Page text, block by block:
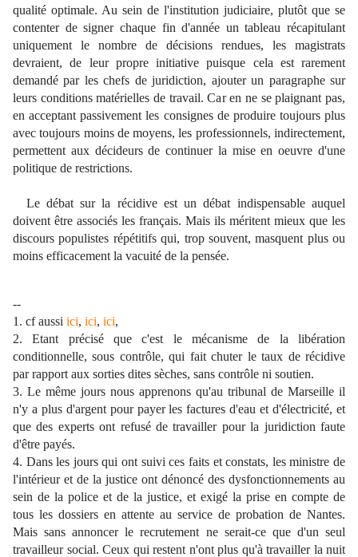
qualité optimale. Au sein de l'institution judiciaire, plutôt que se
contenter de signer chaque fin d'année un tableau récapitulant
uniquement le nombre de décisions rendues, les magistrats
devraient, de leur propre initiative puisque cela est rarement
demandé par les chefs de juridiction, ajouter un paragraphe sur
leurs conditions matérielles de travail. Car en ne se plaignant pas,
en acceptant passivement les consignes de produire toujours plus
avec toujours moins de moyens, les professionnels, indirectement,
permettent aux décideurs de continuer la mise en oeuvre d'une
politique de restrictions.
Le débat sur la récidive est un débat indispensable auquel
doivent être associés les français. Mais ils méritent mieux que les
discours populistes répétitifs qui, trop souvent, masquent plus ou
moins efficacement la vacuité de la pensée.
--
1. cf aussi ici, ici, ici,
2. Etant précisé que c'est le mécanisme de la libération
conditionnelle, sous contrôle, qui fait chuter le taux de récidive
par rapport aux sorties dites sèches, sans contrôle ni soutien.
3. Le même jours nous apprenons qu'au tribunal de Marseille il
n'y a plus d'argent pour payer les factures d'eau et d'électricité, et
que des experts ont refusé de travailler pour la juridiction faute
d'être payés.
4. Dans les jours qui ont suivi ces faits et constats, les ministre de
l'intérieur et de la justice ont dénoncé des dysfonctionnements au
sein de la police et de la justice, et exigé la prise en compte de
tous les dossiers en attente au service de probation de Nantes.
Mais sans annoncer le recrutement ne serait-ce que d'un seul
travailleur social. Ceux qui restent n'ont plus qu'à travailler la nuit